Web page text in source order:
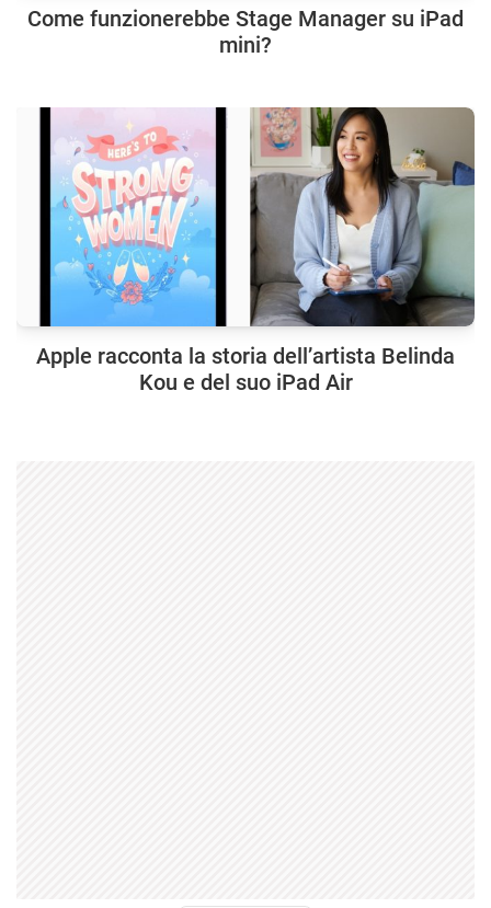
Come funzionerebbe Stage Manager su iPad
mini?
Apple racconta la storia dell’artista Belinda
Kou e del suo iPad Air